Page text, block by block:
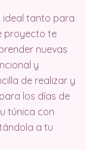
ideal tanto para
proyecto te
nuevas
y
de realizar y
los días de
túnica con
a tu